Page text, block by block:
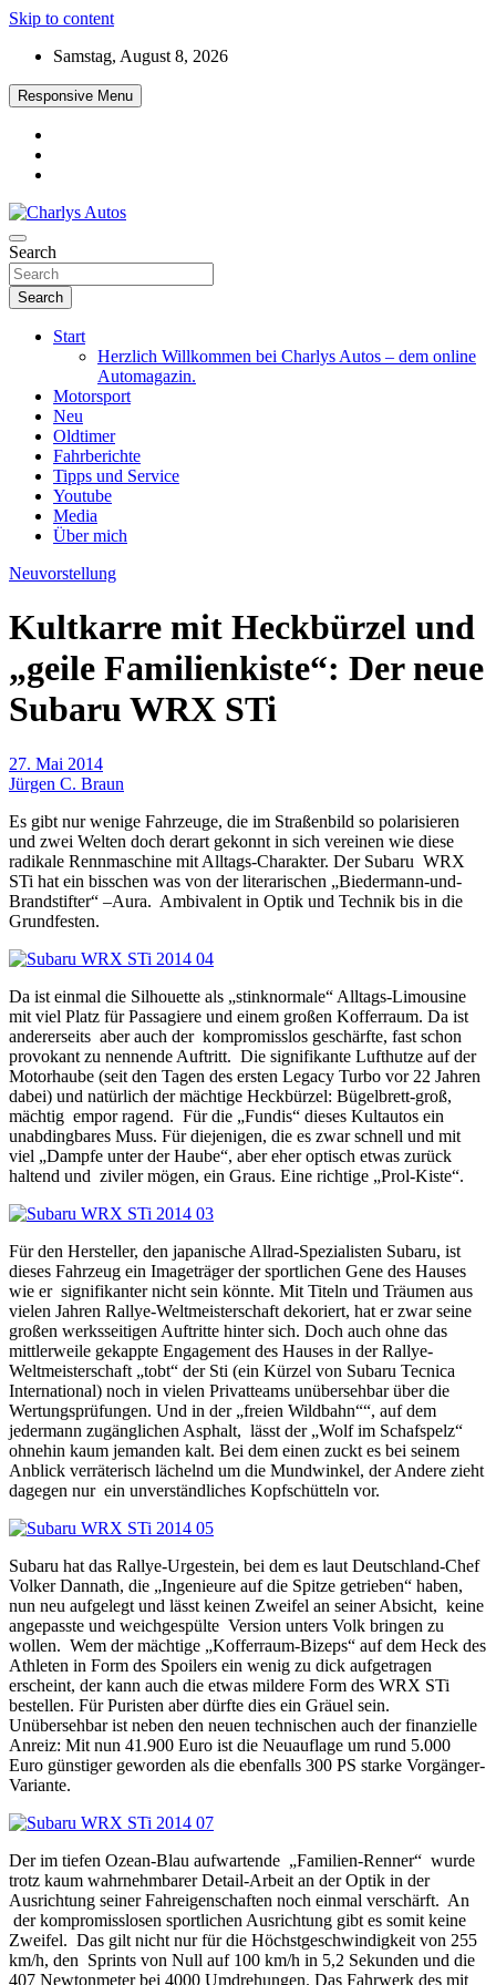
Skip to content
Samstag, August 8, 2026
Responsive Menu
Charlys Autos
Das neue Automagazin – global. regional. informativ. interaktiv
Search
Search
Start
Herzlich Willkommen bei Charlys Autos – dem online
Automagazin.
Motorsport
Neu
Oldtimer
Fahrberichte
Tipps und Service
Youtube
Media
Über mich
Neuvorstellung
Kultkarre mit Heckbürzel und
„geile Familienkiste“: Der neue
Subaru WRX STi
27. Mai 2014
Jürgen C. Braun
Es gibt nur wenige Fahrzeuge, die im Straßenbild so polarisieren
und zwei Welten doch derart gekonnt in sich vereinen wie diese
radikale Rennmaschine mit Alltags-Charakter. Der Subaru WRX
STi hat ein bisschen was von der literarischen „Biedermann-und-
Brandstifter“ –Aura. Ambivalent in Optik und Technik bis in die
Grundfesten.
Da ist einmal die Silhouette als „stinknormale“ Alltags-Limousine
mit viel Platz für Passagiere und einem großen Kofferraum. Da ist
andererseits aber auch der kompromisslos geschärfte, fast schon
provokant zu nennende Auftritt. Die signifikante Lufthutze auf der
Motorhaube (seit den Tagen des ersten Legacy Turbo vor 22 Jahren
dabei) und natürlich der mächtige Heckbürzel: Bügelbrett-groß,
mächtig empor ragend. Für die „Fundis“ dieses Kultautos ein
unabdingbares Muss. Für diejenigen, die es zwar schnell und mit
viel „Dampfe unter der Haube“, aber eher optisch etwas zurück
haltend und ziviler mögen, ein Graus. Eine richtige „Prol-Kiste“.
Für den Hersteller, den japanische Allrad-Spezialisten Subaru, ist
dieses Fahrzeug ein Imageträger der sportlichen Gene des Hauses
wie er signifikanter nicht sein könnte. Mit Titeln und Träumen aus
vielen Jahren Rallye-Weltmeisterschaft dekoriert, hat er zwar seine
großen werksseitigen Auftritte hinter sich. Doch auch ohne das
mittlerweile gekappte Engagement des Hauses in der Rallye-
Weltmeisterschaft „tobt“ der Sti (ein Kürzel von Subaru Tecnica
International) noch in vielen Privatteams unübersehbar über die
Wertungsprüfungen. Und in der „freien Wildbahn““, auf dem
jedermann zugänglichen Asphalt, lässt der „Wolf im Schafspelz“
ohnehin kaum jemanden kalt. Bei dem einen zuckt es bei seinem
Anblick verräterisch lächelnd um die Mundwinkel, der Andere zieht
dagegen nur ein unverständliches Kopfschütteln vor.
Subaru hat das Rallye-Urgestein, bei dem es laut Deutschland-Chef
Volker Dannath, die „Ingenieure auf die Spitze getrieben“ haben,
nun neu aufgelegt und lässt keinen Zweifel an seiner Absicht, keine
angepasste und weichgespülte Version unters Volk bringen zu
wollen. Wem der mächtige „Kofferraum-Bizeps“ auf dem Heck des
Athleten in Form des Spoilers ein wenig zu dick aufgetragen
erscheint, der kann auch die etwas mildere Form des WRX STi
bestellen. Für Puristen aber dürfte dies ein Gräuel sein.
Unübersehbar ist neben den neuen technischen auch der finanzielle
Anreiz: Mit nun 41.900 Euro ist die Neuauflage um rund 5.000
Euro günstiger geworden als die ebenfalls 300 PS starke Vorgänger-
Variante.
Der im tiefen Ozean-Blau aufwartende „Familien-Renner“ wurde
trotz kaum wahrnehmbarer Detail-Arbeit an der Optik in der
Ausrichtung seiner Fahreigenschaften noch einmal verschärft. An
der kompromisslosen sportlichen Ausrichtung gibt es somit keine
Zweifel. Das gilt nicht nur für die Höchstgeschwindigkeit von 255
km/h, den Sprints von Null auf 100 km/h in 5,2 Sekunden und die
407 Newtonmeter bei 4000 Umdrehungen. Das Fahrwerk des mit